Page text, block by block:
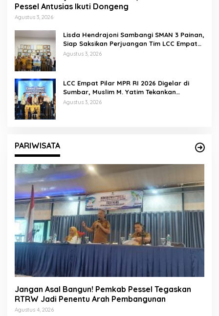
Pessel Antusias Ikuti Dongeng
Agustus 3, 2026
Lisda Hendrajoni Sambangi SMAN 3 Painan,
Siap Saksikan Perjuangan Tim LCC Empat
Pilar di Jakarta
Agustus 3, 2026
LCC Empat Pilar MPR RI 2026 Digelar di
Sumbar, Muslim M. Yatim Tekankan
Pentingnya Karakter Generasi Muda
Agustus 3, 2026
PARIWISATA
Jangan Asal Bangun! Pemkab Pessel Tegaskan
RTRW Jadi Penentu Arah Pembangunan
Agustus 4, 2026